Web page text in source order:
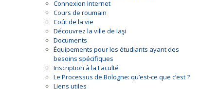
Connexion Internet
Cours de roumain
Coût de la vie
Découvrez la ville de Iaşi
Documents
Équipements pour les étudiants ayant des
besoins spécifiques
Inscription à la Faculté
Le Processus de Bologne: qu’est-ce que c’est ?
Liens utiles